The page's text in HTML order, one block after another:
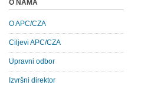
O NAMA
O APC/CZA
Ciljevi APC/CZA
Upravni odbor
Izvršni direktor